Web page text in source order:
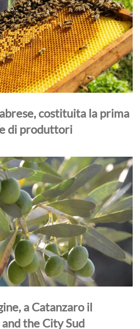
costituita la prima
di produttori
a Catanzaro il
the City Sud